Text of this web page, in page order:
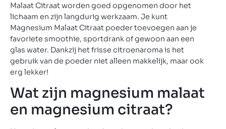
Malaat Citraat worden goed opgenomen door het
lichaam en zijn langdurig werkzaam. Je kunt
Magnesium Malaat Citraat poeder toevoegen aan je
favoriete smoothie, sportdrank of gewoon aan een
glas water. Dankzij het frisse citroenaroma is het
gebruik van de poeder niet alleen makkelijk, maar ook
erg lekker!
Wat zijn magnesium malaat
en magnesium citraat?